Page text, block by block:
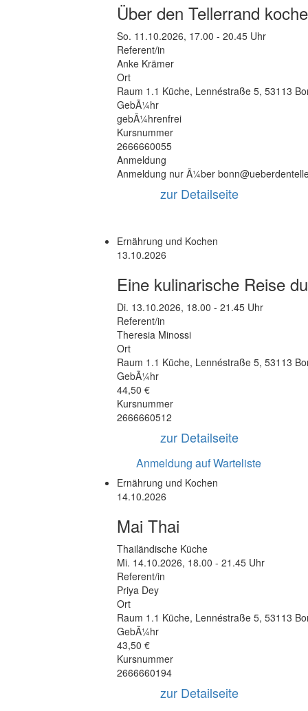
Über den Tellerrand
So. 11.10.2026, 17.00 - 20.45 Uhr
Referent/in
Anke Krämer
Ort
Raum 1.1 Küche, Lennéstraße 5, 53113
GebÃ¼hr
gebÃ¼hrenfrei
Kursnummer
2666660055
Anmeldung
Anmeldung nur Ã¼ber
zur Detailseite
Ernährung und Kochen
13.10.2026
Eine kulinarische Reise
Di. 13.10.2026, 18.00 - 21.45 Uhr
Referent/in
Theresia Minossi
Ort
Raum 1.1 Küche, Lennéstraße 5, 53113
GebÃ¼hr
44,50 €
Kursnummer
2666660512
zur Detailseite
Anmeldung auf Warteliste
Ernährung und Kochen
14.10.2026
Mai Thai
Thailändische Küche
Mi. 14.10.2026, 18.00 - 21.45 Uhr
Referent/in
Priya Dey
Ort
Raum 1.1 Küche, Lennéstraße 5, 53113
GebÃ¼hr
43,50 €
Kursnummer
2666660194
zur Detailseite